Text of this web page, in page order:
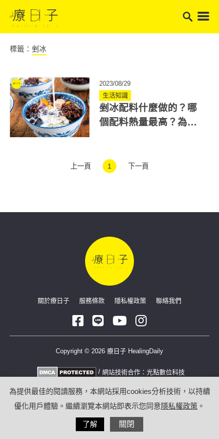
標籤： 剉冰
2023/08/29
生活知識
剉冰配料什麼做的？哪
個配料熱量最高？為你
上一頁 1 下一頁
關於療日子 服務條款 隱私權政策 聯絡我們
Copyright © 2026 療日子 HealingDaily
/ 網站技術合作： 光點數位科技
為提供最佳的閱讀服務，本網站採用cookies分析技術，以持續
優化用戶體驗。繼續瀏覽本網站即表示您同意隱私權政策 。
了解 關閉